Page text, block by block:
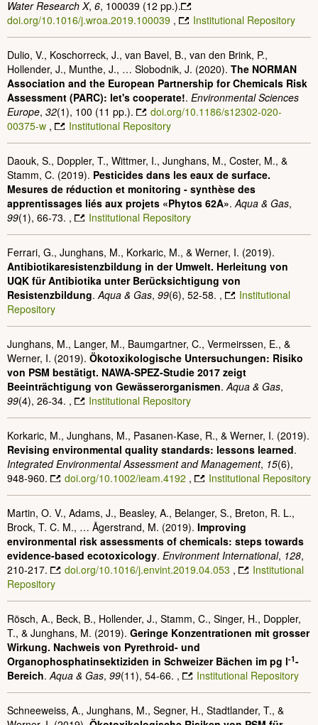
Water Research X, 6, 100039 (12 pp.).
doi.org/10.1016/j.wroa.2019.100039 , Institutional Repository
Dulio, V., Koschorreck, J., van Bavel, B., van den Brink, P.,
Hollender, J., Munthe, J., … Slobodnik, J. (2020). The NORMAN
Association and the European Partnership for Chemicals Risk
Assessment (PARC): let's cooperate!. Environmental Sciences
Europe, 32(1), 100 (11 pp.).
doi.org/10.1186/s12302-020-
00375-w , Institutional Repository
Daouk, S., Doppler, T., Wittmer, I., Junghans, M., Coster, M., &
Stamm, C. (2019). Pesticides dans les eaux de surface.
Mesures de réduction et monitoring - synthèse des
apprentissages liés aux projets «Phytos 62A».Aqua & Gas,
99(1), 66-73. , Institutional Repository
Ferrari, G., Junghans, M., Korkaric, M., & Werner, I. (2019).
Antibiotikaresistenzbildung in der Umwelt. Herleitung von
UQK für Antibiotika unter Berücksichtigung von
Resistenzbildung.Aqua & Gas, 99(6), 52-58. ,
Institutional
Repository
Junghans, M., Langer, M., Baumgartner, C., Vermeirssen, E., &
Werner, I. (2019). Ökotoxikologische Untersuchungen: Risiko
von PSM bestätigt. NAWA-SPEZ-Studie 2017 zeigt
Beeinträchtigung von Gewässerorganismen.Aqua & Gas,
99(4), 26-34. , Institutional Repository
Korkaric, M., Junghans, M., Pasanen‐Kase, R., & Werner, I. (2019).
Revising environmental quality standards: lessons learned.
Integrated Environmental Assessment and Management, 15(6),
948-960.
doi.org/10.1002/ieam.4192 , Institutional Repository
Martin, O. V., Adams, J., Beasley, A., Belanger, S., Breton, R. L.,
Brock, T. C. M., … Ågerstrand, M. (2019). Improving
environmental risk assessments of chemicals: steps towards
evidence-based ecotoxicology. Environment International, 128,
210-217.
doi.org/10.1016/j.envint.2019.04.053 ,
Institutional
Repository
Rösch, A., Beck, B., Hollender, J., Stamm, C., Singer, H., Doppler,
T., & Junghans, M. (2019). Geringe Konzentrationen mit grosser
Wirkung. Nachweis von Pyrethroid- und
Organophosphatinsektiziden in Schweizer Bächen im pg l-1-
Bereich.Aqua & Gas, 99(11), 54-66. , Institutional Repository
Schneeweiss, A., Junghans, M., Segner, H., Stadtlander, T., &